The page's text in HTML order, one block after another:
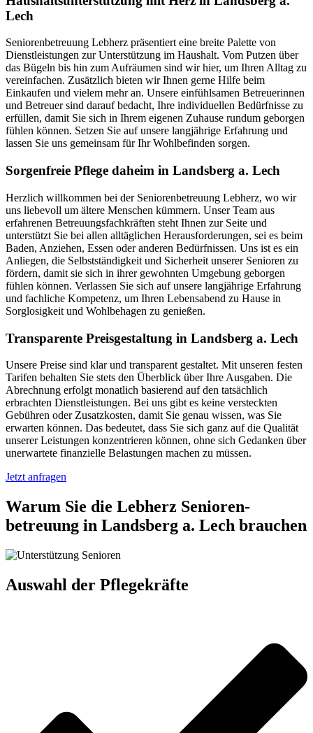
Lech
Seniorenbetreuung Lebherz präsentiert eine breite Palette von
Dienstleistungen zur Unterstützung im Haushalt. Vom Putzen über
das Bügeln bis hin zum Aufräumen sind wir hier, um Ihren Alltag zu
vereinfachen. Zusätzlich bieten wir Ihnen gerne Hilfe beim
Einkaufen und vielem mehr an. Unsere einfühlsamen Betreuerinnen
und Betreuer sind darauf bedacht, Ihre individuellen Bedürfnisse zu
erfüllen, damit Sie sich in Ihrem eigenen Zuhause rundum geborgen
fühlen können. Setzen Sie auf unsere langjährige Erfahrung und
lassen Sie uns gemeinsam für Ihr Wohlbefinden sorgen.
Sorgenfreie Pflege daheim in Landsberg a. Lech
Herzlich willkommen bei der Seniorenbetreuung Lebherz, wo wir
uns liebevoll um ältere Menschen kümmern. Unser Team aus
erfahrenen Betreuungsfachkräften steht Ihnen zur Seite und
unterstützt Sie bei allen alltäglichen Herausforderungen, sei es beim
Baden, Anziehen, Essen oder anderen Bedürfnissen. Uns ist es ein
Anliegen, die Selbstständigkeit und Sicherheit unserer Senioren zu
fördern, damit sie sich in ihrer gewohnten Umgebung geborgen
fühlen können. Verlassen Sie sich auf unsere langjährige Erfahrung
und fachliche Kompetenz, um Ihren Lebensabend zu Hause in
Sorglosigkeit und Wohlbehagen zu genießen.
Transparente Preisgestaltung in Landsberg a. Lech
Unsere Preise sind klar und transparent gestaltet. Mit unseren festen
Tarifen behalten Sie stets den Überblick über Ihre Ausgaben. Die
Abrechnung erfolgt monatlich basierend auf den tatsächlich
erbrachten Dienstleistungen. Bei uns gibt es keine versteckten
Gebühren oder Zusatzkosten, damit Sie genau wissen, was Sie
erwarten können. Das bedeutet, dass Sie sich ganz auf die Qualität
unserer Leistungen konzentrieren können, ohne sich Gedanken über
unerwartete finanzielle Belastungen machen zu müssen.
Jetzt anfragen
Warum Sie die Lebherz Senioren­
betreuung in Landsberg a. Lech brauchen
Auswahl der Pflegekräfte